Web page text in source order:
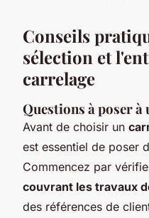
Conseils
sélection et
carrelage
Questions à poser
Avant de choisir un
est essentiel de poser
Commencez par
couvrant les travaux
des références de